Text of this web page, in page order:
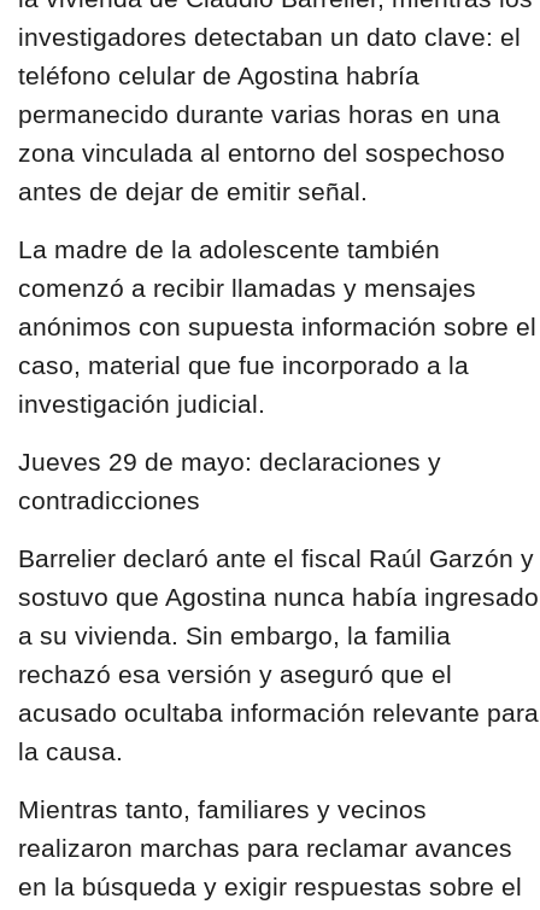
investigadores detectaban un dato clave: el
teléfono celular de Agostina habría
permanecido durante varias horas en una
zona vinculada al entorno del sospechoso
antes de dejar de emitir señal.
La madre de la adolescente también
comenzó a recibir llamadas y mensajes
anónimos con supuesta información sobre el
caso, material que fue incorporado a la
investigación judicial.
Jueves 29 de mayo: declaraciones y
contradicciones
Barrelier declaró ante el fiscal Raúl Garzón y
sostuvo que Agostina nunca había ingresado
a su vivienda. Sin embargo, la familia
rechazó esa versión y aseguró que el
acusado ocultaba información relevante para
la causa.
Mientras tanto, familiares y vecinos
realizaron marchas para reclamar avances
en la búsqueda y exigir respuestas sobre el